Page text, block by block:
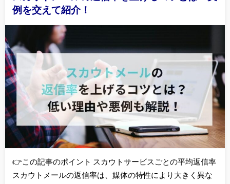
例を交えて紹介！
👉この記事のポイント スカウトサービスごとの平均返信率
スカウトメールの返信率は、媒体の特性により大きく異な